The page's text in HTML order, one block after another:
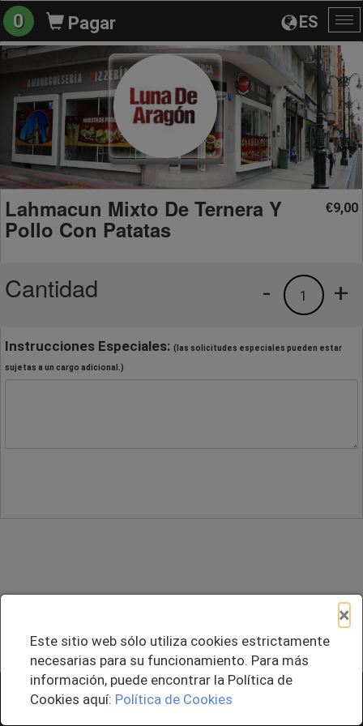
ES
0 Pagar
Lahmacun Mixto De Ternera Y
Pollo Con Patatas
€9,00
Cantidad +
1
-
Instrucciones Especiales: (las solicitudes especiales pueden estar
sujetas a un cargo adicional.)
+ Agregar al Pedido
×
Este sitio web sólo utiliza cookies estrictamente
necesarias para su funcionamiento. Para más
información, puede encontrar la Política de
Cookies aquí: Política de Cookies